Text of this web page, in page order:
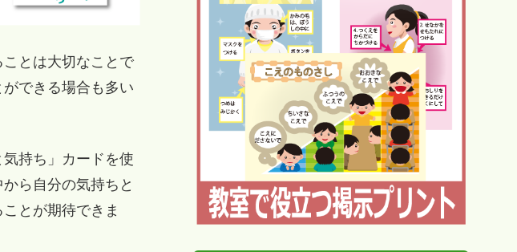
とは大切なことで
できる場合も多い
持ち」カードを使
ら自分の気持ちと
とが期待できま